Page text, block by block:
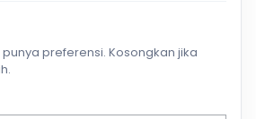
preferensi. Kosongkan jika